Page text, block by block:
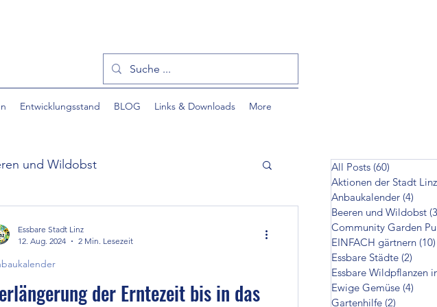
Entwicklungsstand BLOG Links & Downloads More
und Wildobst
der Erntezeit bis in das
Essbare Stadt Linz
12. Aug. 2024
2 Min. Lesezeit
All Posts (60)
Aktionen der Stadt Linz
Anbaukalender (4)
Beeren und Wildobst
EINFACH gärtnern (10)
Essbare Städte (2)
Essbare Wildpflanzen
Ewige Gemüse (4)
Gartenhilfe (2)